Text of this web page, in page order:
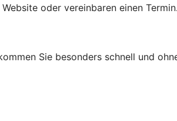
oder vereinbaren einen Termin.
Sie besonders schnell und